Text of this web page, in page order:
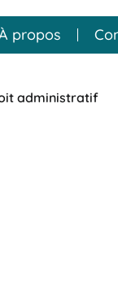
propos
administratif